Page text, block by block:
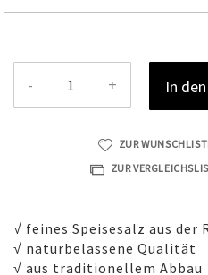
- + In
ZUR
ZUR
√ feines Speisesalz aus der
√ naturbelassene Qualität
√ aus traditionellem Abbau